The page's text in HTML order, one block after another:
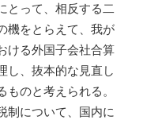
とって、相反する二
機をとらえて、我が
ける外国子会社合算
し、抜本的な見直し
のと考えられる。
制について、国内に